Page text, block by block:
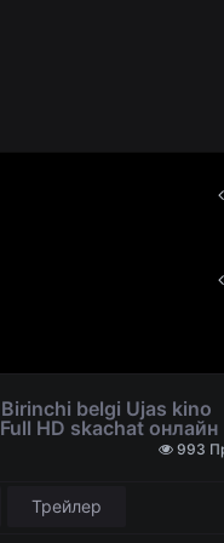
belgi Ujas kino
HD skachat онлайн
993
Трейлер